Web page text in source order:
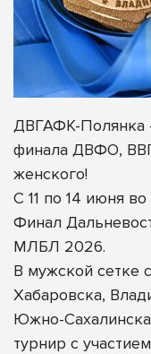
ДВГАФК-Полянка
финала ДВФО,
женского!
С 11 по 14 июня
Финал
МЛБЛ 2026.
В мужской сетке
Хабаровска,
Южно-
турнир с